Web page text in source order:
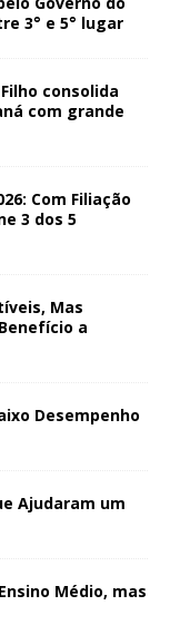
3° e 5° lugar
consolida
com grande
Com Filiação
3 dos 5
Mas
a
Desempenho
Ajudaram um
Médio, mas